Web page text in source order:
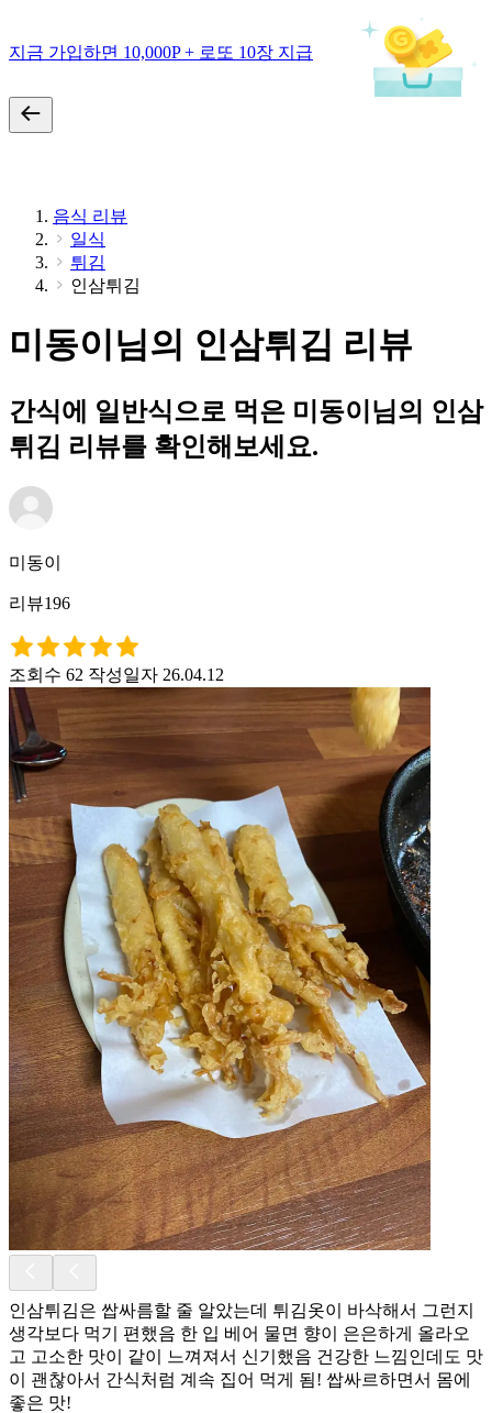
지금 가입하면 10,000P + 로또 10장 지급
음식 리뷰
일식
튀김
인삼튀김
미동이님의 인삼튀김 리뷰
간식에 일반식으로 먹은 미동이님의 인삼
튀김 리뷰를 확인해보세요.
미동이
리뷰196
조회수 62 작성일자 26.04.12
인삼튀김은 쌉싸름할 줄 알았는데 튀김옷이 바삭해서 그런지
생각보다 먹기 편했음 한 입 베어 물면 향이 은은하게 올라오
고 고소한 맛이 같이 느껴져서 신기했음 건강한 느낌인데도 맛
이 괜찮아서 간식처럼 계속 집어 먹게 됨! 쌉싸르하면서 몸에
좋은 맛!